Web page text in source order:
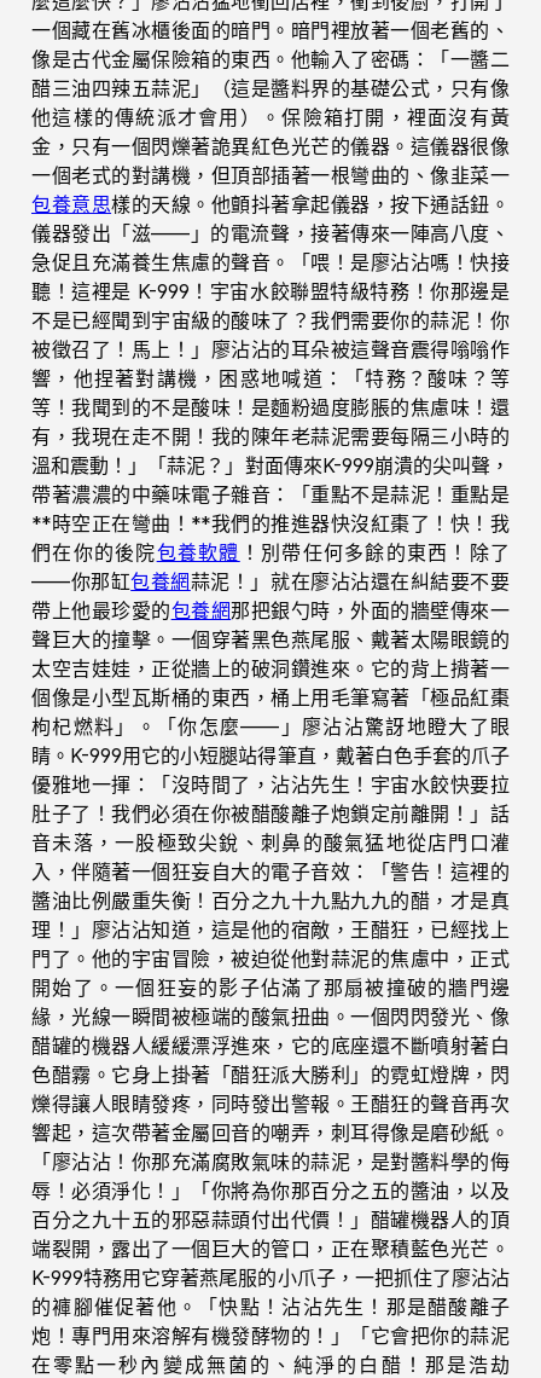
一個藏在舊冰櫃後面的暗門。暗門裡放著一個老舊的、
像是古代金屬保險箱的東西。他輸入了密碼：「一醬二
醋三油四辣五蒜泥」（這是醬料界的基礎公式，只有像
他這樣的傳統派才會用）。保險箱打開，裡面沒有黃
金，只有一個閃爍著詭異紅色光芒的儀器。這儀器很像
一個老式的對講機，但頂部插著一根彎曲的、像韭菜一
包養意思樣的天線。他顫抖著拿起儀器，按下通話鈕。
儀器發出「滋——」的電流聲，接著傳來一陣高八度、
急促且充滿養生焦慮的聲音。「喂！是廖沾沾嗎！快接
聽！這裡是 K-999！宇宙水餃聯盟特級特務！你那邊是
不是已經聞到宇宙級的酸味了？我們需要你的蒜泥！你
被徵召了！馬上！」廖沾沾的耳朵被這聲音震得嗡嗡作
響，他捏著對講機，困惑地喊道：「特務？酸味？等
等！我聞到的不是酸味！是麵粉過度膨脹的焦慮味！還
有，我現在走不開！我的陳年老蒜泥需要每隔三小時的
溫和震動！」「蒜泥？」對面傳來K-999崩潰的尖叫聲，
帶著濃濃的中藥味電子雜音：「重點不是蒜泥！重點是
**時空正在彎曲！**我們的推進器快沒紅棗了！快！我
們在你的後院包養軟體 ！別帶任何多餘的東西！除了
——你那缸包養網蒜泥！」就在廖沾沾還在糾結要不要
帶上他最珍愛的包養網那把銀勺時，外面的牆壁傳來一
聲巨大的撞擊。一個穿著黑色燕尾服、戴著太陽眼鏡的
太空吉娃娃，正從牆上的破洞鑽進來。它的背上揹著一
個像是小型瓦斯桶的東西，桶上用毛筆寫著「極品紅棗
枸杞燃料」。「你怎麼——」廖沾沾驚訝地瞪大了眼
睛。K-999用它的小短腿站得筆直，戴著白色手套的爪子
優雅地一揮：「沒時間了，沾沾先生！宇宙水餃快要拉
肚子了！我們必須在你被醋酸離子炮鎖定前離開！」話
音未落，一股極致尖銳、刺鼻的酸氣猛地從店門口灌
入，伴隨著一個狂妄自大的電子音效：「警告！這裡的
醬油比例嚴重失衡！百分之九十九點九九的醋，才是真
理！」廖沾沾知道，這是他的宿敵，王醋狂，已經找上
門了。他的宇宙冒險，被迫從他對蒜泥的焦慮中，正式
開始了。一個狂妄的影子佔滿了那扇被撞破的牆門邊
緣，光線一瞬間被極端的酸氣扭曲。一個閃閃發光、像
醋罐的機器人緩緩漂浮進來，它的底座還不斷噴射著白
色醋霧。它身上掛著「醋狂派大勝利」的霓虹燈牌，閃
爍得讓人眼睛發疼，同時發出警報。王醋狂的聲音再次
響起，這次帶著金屬回音的嘲弄，刺耳得像是磨砂紙。
「廖沾沾！你那充滿腐敗氣味的蒜泥，是對醬料學的侮
辱！必須淨化！」「你將為你那百分之五的醬油，以及
百分之九十五的邪惡蒜頭付出代價！」醋罐機器人的頂
端裂開，露出了一個巨大的管口，正在聚積藍色光芒。
K-999特務用它穿著燕尾服的小爪子，一把抓住了廖沾沾
的褲腳催促著他。「快點！沾沾先生！那是醋酸離子
炮！專門用來溶解有機發酵物的！」「它會把你的蒜泥
在零點一秒內變成無菌的、純淨的白醋！那是浩劫